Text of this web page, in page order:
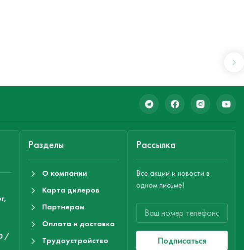
/
Разделы
О компании
Карта дилеров
Партнерам
Оплата и доставка
Трудоустройство
Рассылка
Все акции и новости в
одном письме!
Подписаться